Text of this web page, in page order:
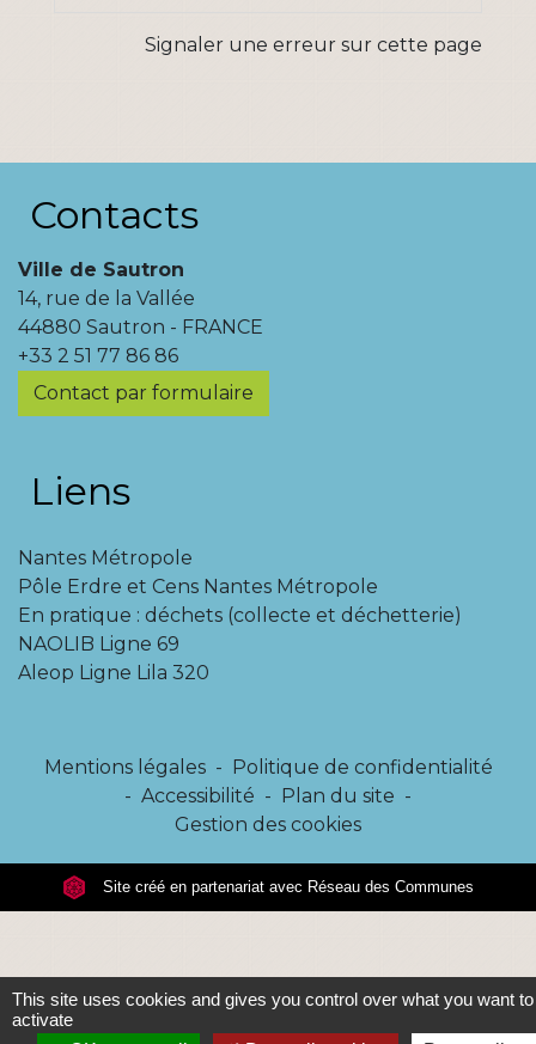
Signaler une erreur sur cette page
Contacts
Ville de Sautron
14, rue de la Vallée
44880 Sautron - FRANCE
+33 2 51 77 86 86
Contact par formulaire
Liens
Nantes Métropole
Pôle Erdre et Cens Nantes Métropole
En pratique : déchets (collecte et déchetterie)
NAOLIB Ligne 69
Aleop Ligne Lila 320
Mentions légales -
Politique de confidentialité
- Accessibilité - Plan du site -
Gestion des cookies
Site créé en partenariat avec Réseau des Communes
This site uses cookies and gives you control over what you want to
activate